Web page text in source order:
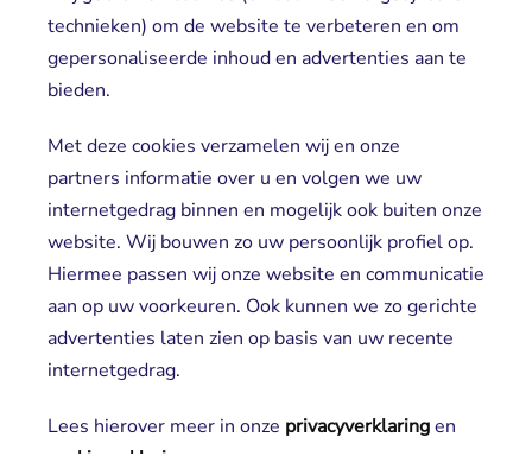
technieken) om de website te verbeteren en om
gepersonaliseerde inhoud en advertenties aan te
bieden.
Met deze cookies verzamelen wij en onze
partners informatie over u en volgen we uw
internetgedrag binnen en mogelijk ook buiten onze
website. Wij bouwen zo uw persoonlijk profiel op.
Hiermee passen wij onze website en communicatie
aan op uw voorkeuren. Ook kunnen we zo gerichte
advertenties laten zien op basis van uw recente
internetgedrag.
Lees hierover meer in onze privacyverklaringen
Direct naar
Locaties
Vrijwilligers
Aanmelden nieuwsbrief